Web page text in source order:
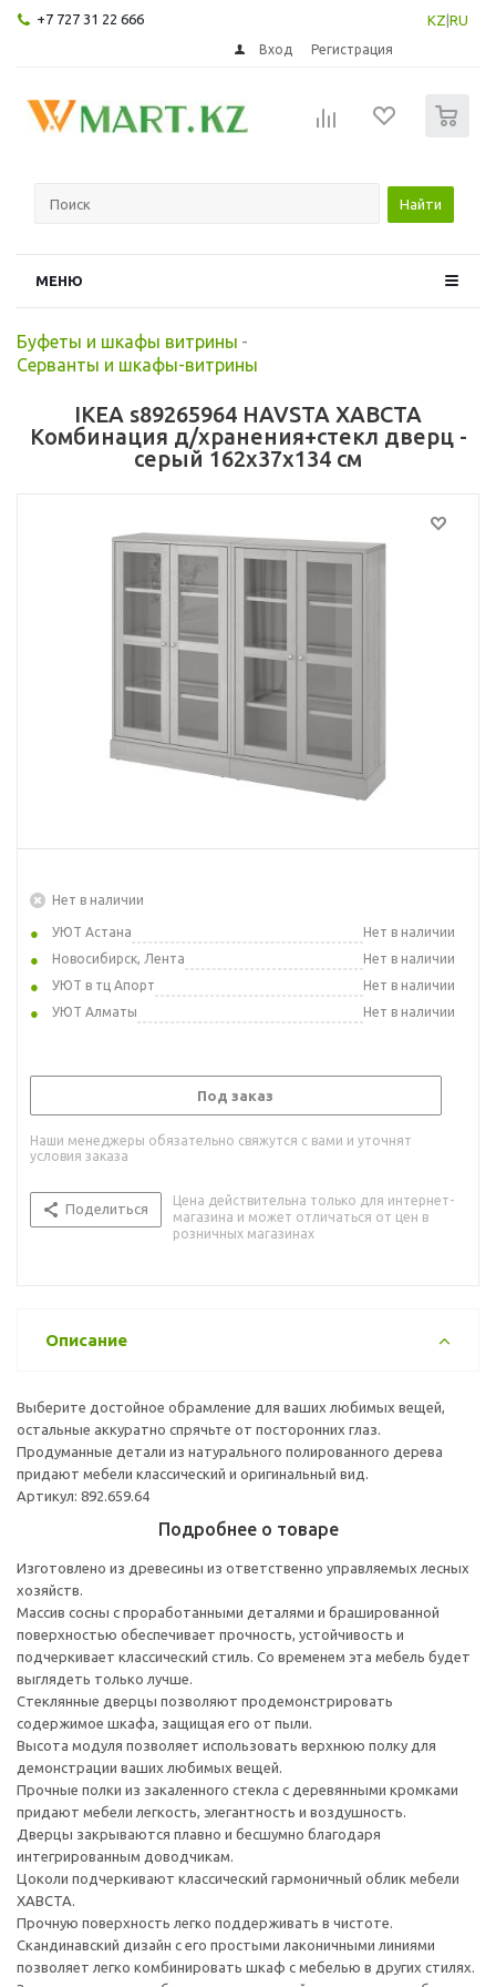
+7 727 31 22 666 KZ RU
Вход Регистрация
Найти
МЕНЮ
Буфеты и шкафы витрины -
Серванты и шкафы-витрины
IKEA s89265964 HAVSTA ХАВСТА
Комбинация д/хранения+стекл дверц -
серый 162x37x134 см
Нет в наличии
УЮТ Астана
Нет в наличии
Новосибирск, Лента
Нет в наличии
УЮТ в тц Апорт
Нет в наличии
УЮТ Алматы
Нет в наличии
Под заказ
Наши менеджеры обязательно свяжутся с вами и уточнят
условия заказа
Поделиться
Цена действительна только для интернет-
магазина и может отличаться от цен в
розничных магазинах
Описание
Выберите достойное обрамление для ваших любимых вещей,
остальные аккуратно спрячьте от посторонних глаз.
Продуманные детали из натурального полированного дерева
придают мебели классический и оригинальный вид.
Артикул: 892.659.64
Подробнее о товаре
Изготовлено из древесины из ответственно управляемых лесных
хозяйств.
Массив сосны с проработанными деталями и брашированной
поверхностью обеспечивает прочность, устойчивость и
подчеркивает классический стиль. Со временем эта мебель будет
выглядеть только лучше.
Стеклянные дверцы позволяют продемонстрировать
содержимое шкафа, защищая его от пыли.
Высота модуля позволяет использовать верхнюю полку для
демонстрации ваших любимых вещей.
Прочные полки из закаленного стекла с деревянными кромками
придают мебели легкость, элегантность и воздушность.
Дверцы закрываются плавно и бесшумно благодаря
интегрированным доводчикам.
Цоколи подчеркивают классический гармоничный облик мебели
ХАВСТА.
Прочную поверхность легко поддерживать в чистоте.
Скандинавский дизайн с его простыми лаконичными линиями
позволяет легко комбинировать шкаф с мебелью в других стилях.